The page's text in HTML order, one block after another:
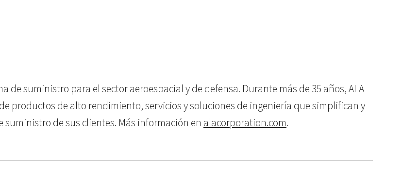
de suministro para el sector aeroespacial y de defensa. Durante más de 35 años, ALA
productos de alto rendimiento, servicios y soluciones de ingeniería que simplifican y
de sus clientes. Más información en alacorporation.com.